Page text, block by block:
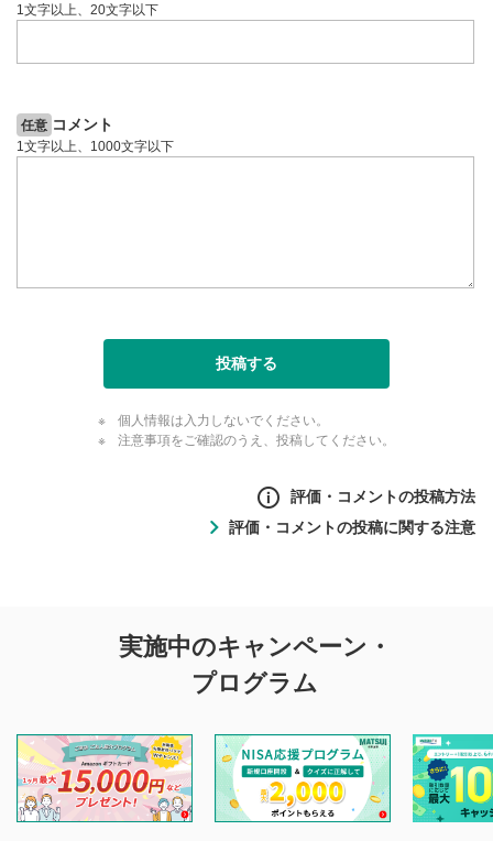
1文字以上、20文字以下
任意 コメント
1文字以上、1000文字以下
投稿する
個人情報は入力しないでください。
注意事項をご確認のうえ、投稿してください。
評価・コメントの投稿方法
評価・コメントの投稿に関する注意
投稿に関する注意
を目的として、各動画コンテンツに、評価およびコメントの
投稿ができます。利用者は以下の注意事項をご理解のうえ、
閲覧および投稿を行うものとしてください。
他の利用者が動画を視聴される際の参考になるコメントをお
待ちしております。
実施中のキャンペーン・
プログラム